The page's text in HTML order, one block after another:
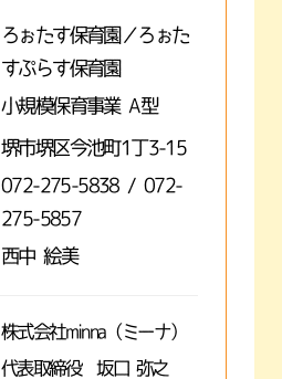
ろぉたす保育園／ろぉた
すぷらす保育園
小規模保育事業 A型
堺市堺区今池町1丁3-15
072-275-5838 / 072-
275-5857
西中 絵美
株式会社minna（ミーナ）
代表取締役 坂口 弥之